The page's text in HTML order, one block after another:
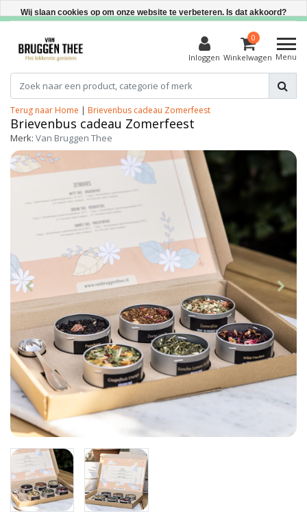
Direct uit voorraad leverbaar
Inloggen
0
Winkelwagen Menu
Terug naar Home | Brievenbus cadeau Zomerfeest
Brievenbus cadeau Zomerfeest
Merk: Van Bruggen Thee
Wij slaan cookies op om onze website te verbeteren. Is dat akkoord?
Meer over cookies »